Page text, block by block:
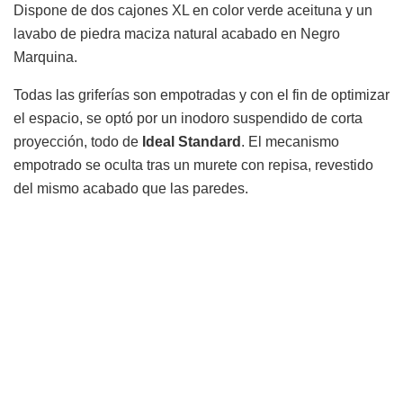
Dispone de dos cajones XL en color verde aceituna y un
lavabo de piedra maciza natural acabado en Negro
Marquina.
Todas las griferías son empotradas y con el fin de optimizar
el espacio, se optó por un inodoro suspendido de corta
proyección, todo de Ideal Standard . El mecanismo
empotrado se oculta tras un murete con repisa, revestido
del mismo acabado que las paredes.